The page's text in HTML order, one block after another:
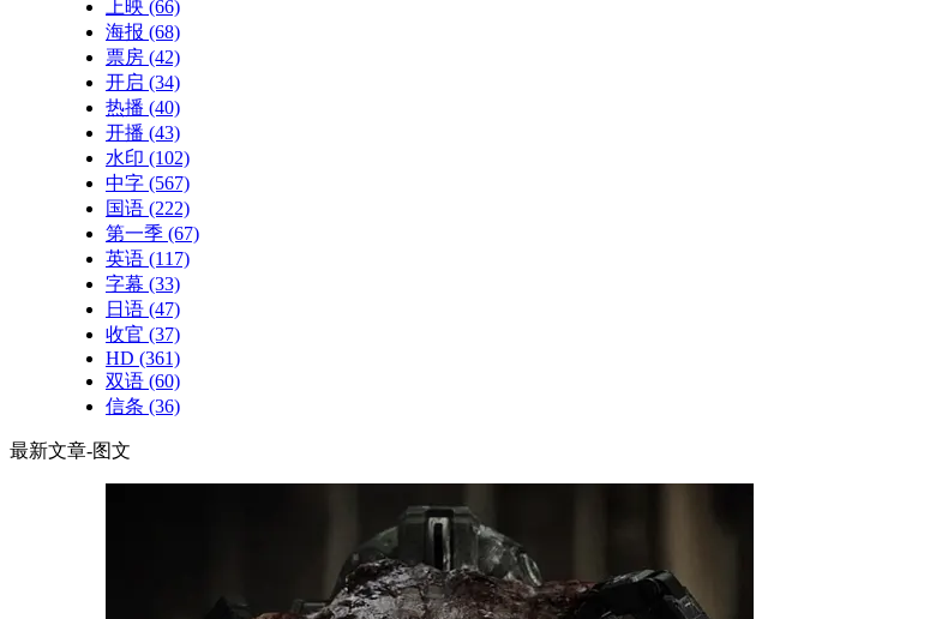
上映 (66)
海报 (68)
票房 (42)
开启 (34)
热播 (40)
开播 (43)
水印 (102)
中字 (567)
国语 (222)
第一季 (67)
英语 (117)
字幕 (33)
日语 (47)
收官 (37)
HD (361)
双语 (60)
信条 (36)
最新文章-图文